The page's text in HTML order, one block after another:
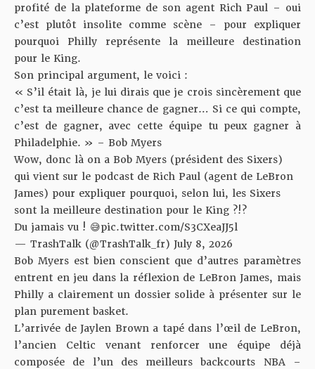
profité de la plateforme de son agent Rich Paul – oui
c’est plutôt insolite comme scène – pour expliquer
pourquoi Philly représente la meilleure destination
pour le King.
Son principal argument, le voici :
« S’il était là, je lui dirais que je crois sincèrement que
c’est ta meilleure chance de gagner… Si ce qui compte,
c’est de gagner, avec cette équipe tu peux gagner à
Philadelphie. » – Bob Myers
Wow, donc là on a Bob Myers (président des Sixers)
qui vient sur le podcast de Rich Paul (agent de LeBron
James) pour expliquer pourquoi, selon lui, les Sixers
sont la meilleure destination pour le King ?!?
Du jamais vu ! 😅pic.twitter.com/S3CXeaJJ5l
— TrashTalk (@TrashTalk_fr) July 8, 2026
Bob Myers est bien conscient que d’autres paramètres
entrent en jeu dans la réflexion de LeBron James, mais
Philly a clairement un dossier solide à présenter sur le
plan purement basket.
L’arrivée de Jaylen Brown a tapé dans l’œil de LeBron,
l’ancien Celtic venant renforcer une équipe déjà
composée de l’un des meilleurs backcourts NBA –